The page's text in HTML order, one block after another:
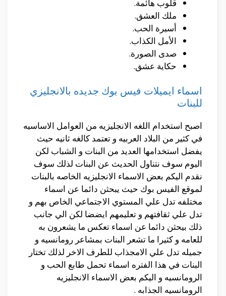
قلوب هائمة.
ملك العشق.
أسيرة الحب.
الأمل الكذاب.
صدى الصورة.
حكاية عشق.
اسماء ايميلات فيس بوك جديده بالانجليزي
للبنات
اصبح استخدام اللغه الانجليزيه من العوامل الاساسيه
في كثير من البلاد العربيه و تعتمد كالغه ثانيه حيث
يفضل استخدامها العديد من البنات و الشباب لكن
اليوم سوف نتناول الحديث عن البنات لذلك سوف
نقدم اليكم بعض الاسماء الانجليزيه الخاصه بالبنات
لموقع الفيس بوك حيث يبحثن دائما عن اسماء
مختلفه تدل علي المستوي الاجتماعي الخاص بهم و
تدل علي ثقافتهم و تعليمهم ايضضا لكن الي جانب
ذلك بيحثن دائما عن اسماء تعكس ما يشعرون به
للعامه و كثيرا ما تشعر البنات بمشاعر رومانسيه و
جميله تدل علي الامجذاب للطرف الاخر لذلك تختار
البنات في هذا الفتره اسماء تحمل طابع الحب و
الرومانسيه و اليكم بعض الاسماء الانجليزيه
الرومانسيه الجذابه .